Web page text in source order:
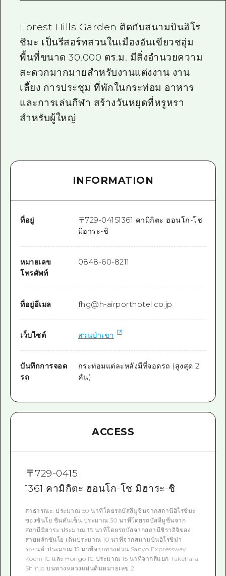
Forest Hills Garden ติดกับสนามบินฮิโร
ชิมะ เป็นรีสอร์ทสวนในเมืองอันเขียวชอุ่ม
พื้นที่ขนาด 30,000 ตร.ม. มีสิ่งอำนวยความ
สะดวกมากมายสำหรับงานแต่งงาน งาน
เลี้ยง การประชุม ที่พักในกระท่อม อาหาร
และการเล่นกีฬา สร้างวันหยุดที่หรูหรา
สำหรับผู้ใหญ่
INFORMATION
ที่อยู่ 〒729-04151361 คามิกิตะ ฮอนโก-โช
มิฮาระ-ชิ
หมายเลข
โทรศัพท์
0848-60-8211
ที่อยู่อีเมล fhg@h-airporthotel.co.jp
เว็บไซต์ สวนป่าเขา
บันทึกการจอด
รถ
กระท่อมแต่ละหลังมีที่จอดรถ (สูงสุด 2
คัน)
ACCESS
〒729-0415
1361 คามิกิตะ ฮอนโก-โช มิฮาระ-ชิ
สาธารณะ: ประมาณ 50 นาทีโดยรถบัสลีมูซีนจากสถานีฮิโรชิมะ
ของซันโย ชินคันเซ็น ประมาณ 30 นาทีโดยรถบัสลีมูซีนจาก
สถานีมิฮาระ ประมาณ 15 นาทีโดยรถบัสจากสถานีชิราอิจิของ
สายหลักซันโย เดินประมาณ 10 นาทีจากสนามบินฮิโรชิม่า
รถยนต์: ประมาณ 15 นาทีจากทางด่วน Sanyo Expressway
Kochi IC และ Hongo IC ประมาณ 15 นาทีจากสี่แยก Takehara
Shinjo บนทางหลวงแผ่นดินหมายเลข 2